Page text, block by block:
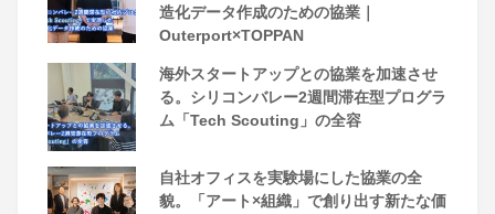
造化データ作成のための協業｜
Outerport×TOPPAN
海外スタートアップとの協業を加速させ
る。シリコンバレー2週間滞在型プログラ
ム「Tech Scouting」の全容
自社オフィスを実験場にした協業の全
貌。「アート×組織」で創り出す新たな価